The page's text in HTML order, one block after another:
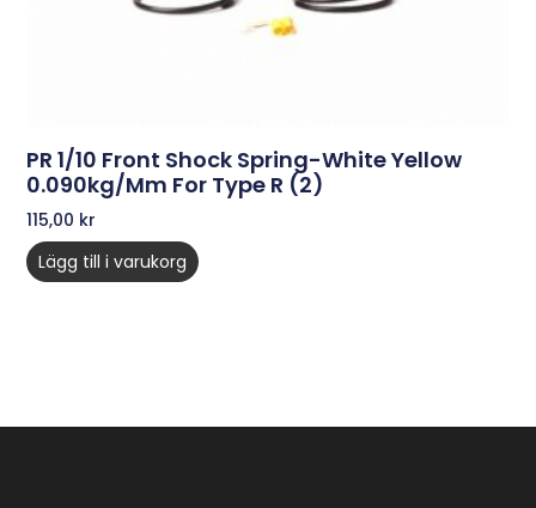
PR 1/10 Front Shock Spring-White Yellow
0.090kg/mm For Type R (2)
115,00 kr
Lägg till i varukorg